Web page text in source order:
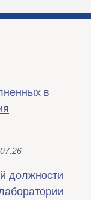
в
должности